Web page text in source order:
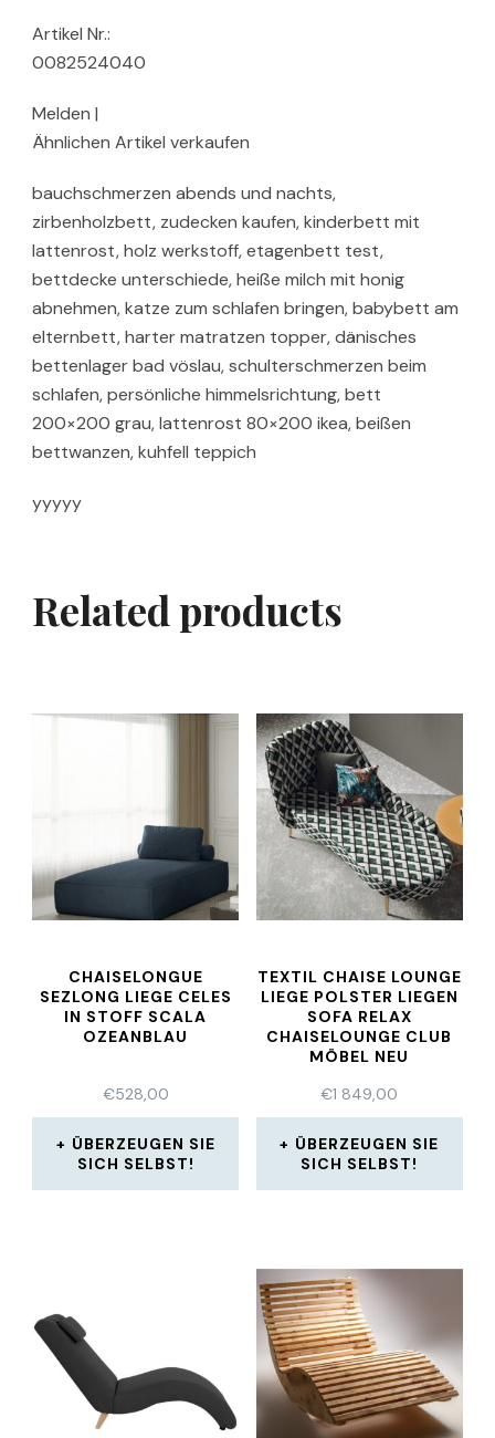
Artikel Nr.:
0082524040
Melden |
Ähnlichen Artikel verkaufen
bauchschmerzen abends und nachts,
zirbenholzbett, zudecken kaufen, kinderbett mit
lattenrost, holz werkstoff, etagenbett test,
bettdecke unterschiede, heiße milch mit honig
abnehmen, katze zum schlafen bringen, babybett am
elternbett, harter matratzen topper, dänisches
bettenlager bad vöslau, schulterschmerzen beim
schlafen, persönliche himmelsrichtung, bett
200×200 grau, lattenrost 80×200 ikea, beißen
bettwanzen, kuhfell teppich
yyyyy
Related products
CHAISELONGUE
SEZLONG LIEGE CELES
IN STOFF SCALA
OZEANBLAU
€528,00
ÜBERZEUGEN SIE
SICH SELBST!
TEXTIL CHAISE LOUNGE
LIEGE POLSTER LIEGEN
SOFA RELAX
CHAISELOUNGE CLUB
MÖBEL NEU
€1 849,00
ÜBERZEUGEN SIE
SICH SELBST!